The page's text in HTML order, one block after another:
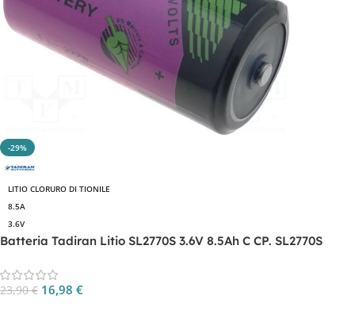
-29%
LITIO CLORURO DI TIONILE
8.5A
3.6V
Batteria Tadiran Litio SL2770S 3.6V 8.5Ah C CP. SL2770S
23,90€ 16,98 €